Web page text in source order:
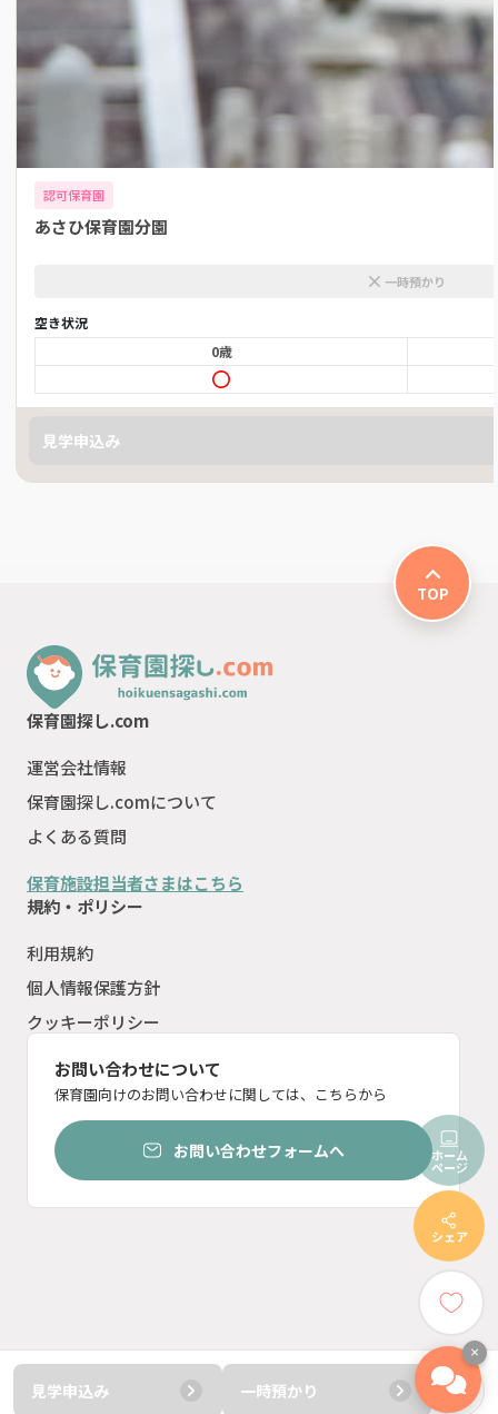
認可保育園
あさひ保育園分園
一時預かり
空き状況
0歳
見学申込み
シェア
ホーム
ページ
見学申込み 一時預かり
TOP
保育園探し.com
運営会社情報
保育園探し.comについて
よくある質問
保育施設担当者さまはこちら
規約・ポリシー
利用規約
個人情報保護方針
クッキーポリシー
お問い合わせについて
保育園向けのお問い合わせに関しては、こちらから
お問い合わせフォームへ
© ︎2023 ten inc.
×